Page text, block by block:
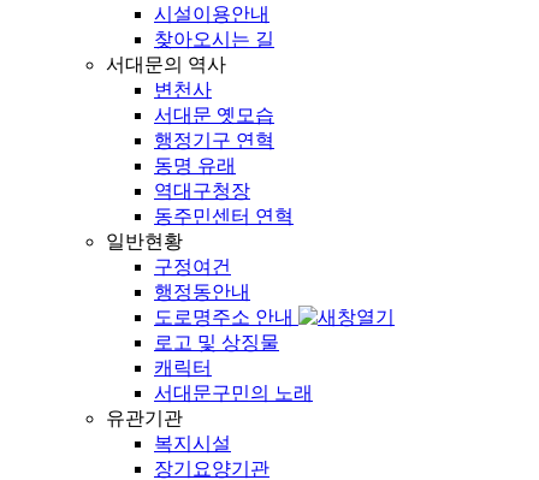
시설이용안내
찾아오시는 길
서대문의 역사
변천사
서대문 옛모습
행정기구 연혁
동명 유래
역대구청장
동주민센터 연혁
일반현황
구정여건
행정동안내
도로명주소 안내
로고 및 상징물
캐릭터
서대문구민의 노래
유관기관
복지시설
장기요양기관